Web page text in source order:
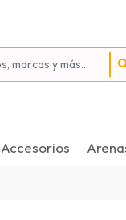
Accesorios